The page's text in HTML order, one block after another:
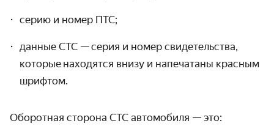
серию и номер ПТС;
данные СТС —серия и номер свидетельства,
которые находятся внизу и напечатаны красным
шрифтом.
Оборотная сторона СТС автомобиля — это: